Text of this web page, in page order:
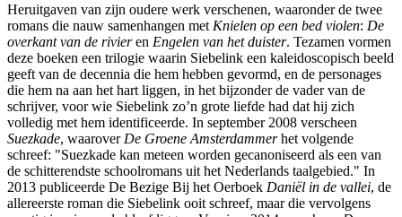
Heruitgaven van zijn oudere werk verschenen, waaronder de twee
romans die nauw samenhangen met Knielen op een bed violen: De
overkant van de rivieren Engelen van het duister. Tezamen vormen
deze boeken een trilogie waarin Siebelink een kaleidoscopisch beeld
geeft van de decennia die hem hebben gevormd, en de personages
die hem na aan het hart liggen, in het bijzonder de vader van de
schrijver, voor wie Siebelink zo’n grote liefde had dat hij zich
volledig met hem identificeerde. In september 2008 verscheen
Suezkade, waarover De Groene Amsterdammerhet volgende
schreef: "Suezkade kan meteen worden gecanoniseerd als een van
de schitterendste schoolromans uit het Nederlands taalgebied." In
2013 publiceerde De Bezige Bij het Oerboek Daniël in de vallei, de
allereerste roman die Siebelink ooit schreef, maar die vervolgens